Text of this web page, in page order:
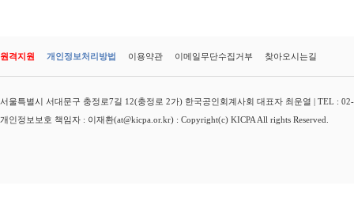
원격지원 개인정보처리방법 이용약관 이메일무단수집거부 찾아오시는길
서울특별시 서대문구 충정로7길 12(충정로 2가) 한국공인회계사회 대표자 최운열 | TEL :
개인정보보호 책임자 : 이재환(at@kicpa.or.kr) : Copyright(c) KICPA All rights Reserved.